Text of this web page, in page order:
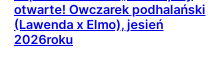
otwarte! Owczarek podhalański
(Lawenda x Elmo), jesień
2026roku